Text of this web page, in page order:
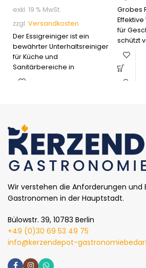
exkl. 19 % MwSt.
zzgl. Versandkosten
Der Essigreiniger ist ein
bewährter Unterhaltsreiniger
für Küche und
Sanitärbereiche in
Gastronomie und Hotellerie.
Grobes
für
schützt
und
für alle
Wir verstehen die Anforderungen und
Gastronomen in der Hauptstadt.
Bülowstr. 39, 10783 Berlin
+49 (0)30 69 53 49 75
info@kerzendepot-